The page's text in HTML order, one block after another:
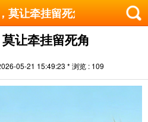
莫让牵挂留死角
让牵挂留死角
* 发表时间 : 2026-05-21 15:49:23 * 浏览 : 109